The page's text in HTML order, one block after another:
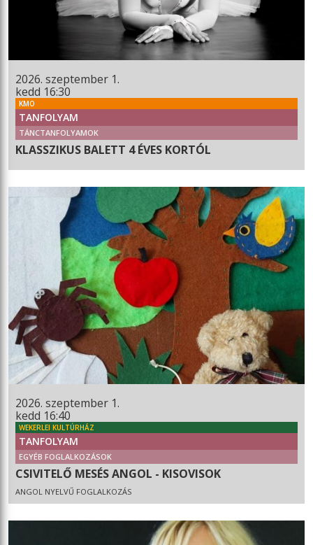
2026. szeptember 1.
kedd 16:30
KMO
TANFOLYAM
TÁNCTANFOLYAMOK
KLASSZIKUS BALETT 4 ÉVES KORTÓL
2026. szeptember 1.
kedd 16:40
WEKERLEI KULTÚRHÁZ
TANFOLYAM
EGYÉB FOGLALKOZÁSOK
CSIVITELŐ MESÉS ANGOL - KISOVISOK
ANGOL NYELVŰ FOGLALKOZÁS